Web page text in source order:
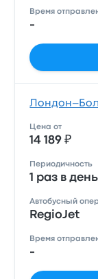
Время
-
Цена от
14 189 ₽
Периодичность
1 раз в день
Автобусный
RegioJet
Время
-